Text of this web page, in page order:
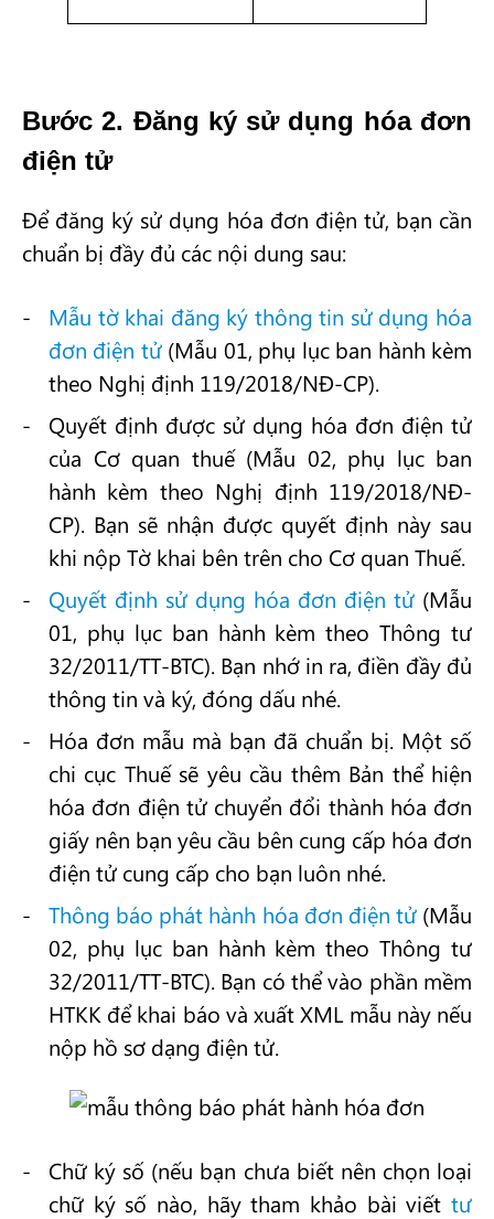
Bước 2. Đăng ký sử dụng hóa đơn
điện tử
Để đăng ký sử dụng hóa đơn điện tử, bạn cần
chuẩn bị đầy đủ các nội dung sau:
Mẫu tờ khai đăng ký thông tin sử dụng hóa
đơn điện tử(Mẫu 01, phụ lục ban hành kèm
theo Nghị định 119/2018/NĐ-CP).
Quyết định được sử dụng hóa đơn điện tử
của Cơ quan thuế (Mẫu 02, phụ lục ban
hành kèm theo Nghị định 119/2018/NĐ-
CP). Bạn sẽ nhận được quyết định này sau
khi nộp Tờ khai bên trên cho Cơ quan Thuế.
Quyết định sử dụng hóa đơn điện tử (Mẫu
01, phụ lục ban hành kèm theo Thông tư
32/2011/TT-BTC). Bạn nhớ in ra, điền đầy đủ
thông tin và ký, đóng dấu nhé.
Hóa đơn mẫu mà bạn đã chuẩn bị. Một số
chi cục Thuế sẽ yêu cầu thêm Bản thể hiện
hóa đơn điện tử chuyển đổi thành hóa đơn
giấy nên bạn yêu cầu bên cung cấp hóa đơn
điện tử cung cấp cho bạn luôn nhé.
Thông báo phát hành hóa đơn điện tử(Mẫu
02, phụ lục ban hành kèm theo Thông tư
32/2011/TT-BTC). Bạn có thể vào phần mềm
HTKK để khai báo và xuất XML mẫu này nếu
nộp hồ sơ dạng điện tử.
Chữ ký số (nếu bạn chưa biết nên chọn loại
chữ ký số nào, hãy tham khảo bài viết tư